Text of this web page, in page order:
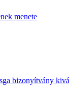
menete
bizonyítvány